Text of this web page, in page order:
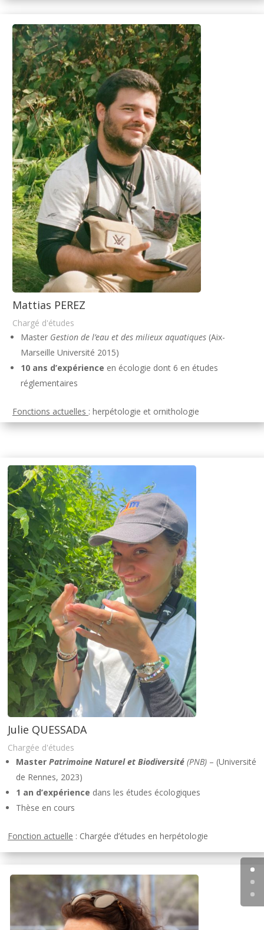
Mattias PEREZ
Chargé d'études
Master Gestion de l’eau et des milieux aquatiques (Aix-
Marseille Université 2015)
10 ans d’expérience en écologie dont 6 en études
réglementaires
Fonctions actuelles : herpétologie et ornithologie
Julie QUESSADA
Chargée d'études
Master Patrimoine Naturel et Biodiversité (PNB) – (Université
de Rennes, 2023)
1 an d’expérience dans les études écologiques
Thèse en cours
Fonction actuelle : Chargée d’études en herpétologie